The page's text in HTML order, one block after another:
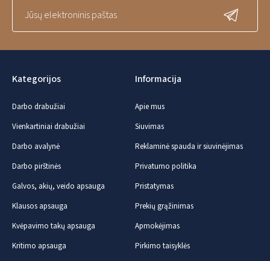
Kategorijos
Darbo drabužiai
Vienkartiniai drabužiai
Darbo avalynė
Darbo pirštinės
Galvos, akių, veido apsauga
Klausos apsauga
Kvėpavimo takų apsauga
Kritimo apsauga
Informacija
Apie mus
Siuvimas
Reklaminė spauda ir siuvinėjimas
Privatumo politika
Pristatymas
Prekių grąžinimas
Apmokėjimas
Pirkimo taisyklės